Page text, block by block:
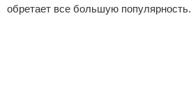
обретает все большую популярность.